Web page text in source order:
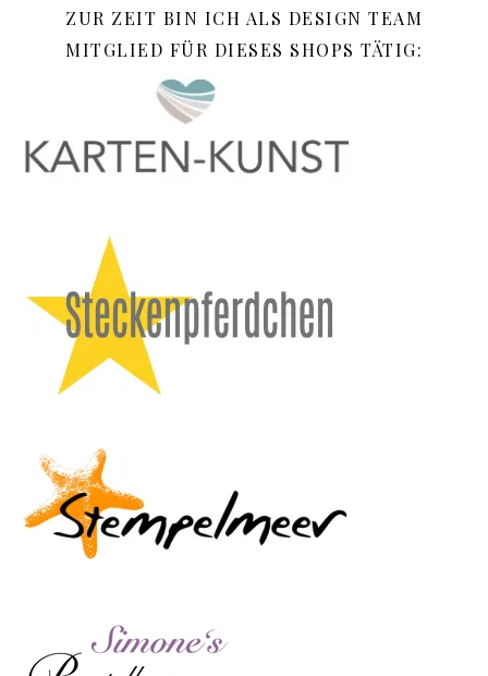
ZUR ZEIT BIN ICH ALS DESIGN TEAM
MITGLIED FÜR DIESES SHOPS TÄTIG: